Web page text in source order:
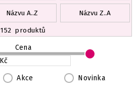
Názvu A..Z
Názvu Z..A
152 produktů
Akce Novinka
Cena